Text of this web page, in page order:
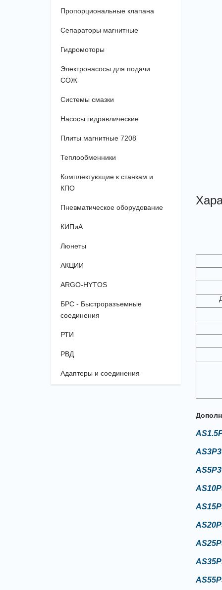
Пропорциональные клапана
Сепараторы магнитные
Гидромоторы
Электронасосы для подачи
СОЖ
Системы смазки
Насосы гидравлические
Плиты магнитные 7208
Теплообменники
Комплектующие к станкам и
КПО
Пневматическое оборудование
КИПиА
Люнеты
АКЦИИ
ARGO-HYTOS
БРС - Быстроразъемные
соединения
РТИ
РВД
Адаптеры и соединения